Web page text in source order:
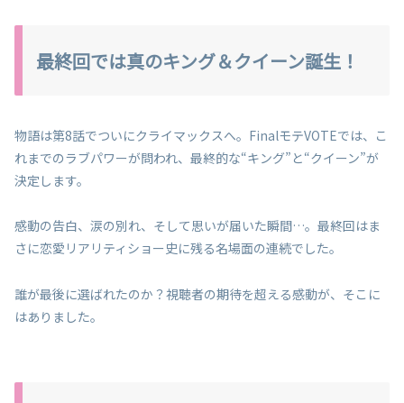
最終回では真のキング＆クイーン誕生！
物語は第8話でついにクライマックスへ。FinalモテVOTEでは、こ
れまでのラブパワーが問われ、最終的な“キング”と“クイーン”が
決定します。
感動の告白、涙の別れ、そして思いが届いた瞬間…。最終回はま
さに恋愛リアリティショー史に残る名場面の連続でした。
誰が最後に選ばれたのか？視聴者の期待を超える感動が、そこに
はありました。